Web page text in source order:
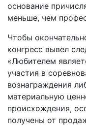
основание
меньше, чем
Чтобы
конгресс вывел
«Любителем
участия в
вознаграждения
материальную
происхождения,
получены от